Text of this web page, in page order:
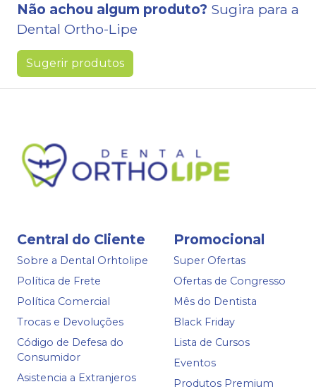
Não achou algum produto? Sugira para a
Dental Ortho-Lipe
Sugerir produtos
Central do Cliente
Sobre a Dental Orhtolipe
Política de Frete
Política Comercial
Trocas e Devoluções
Código de Defesa do
Consumidor
Asistencia a Extranjeros
Promocional
Super Ofertas
Ofertas de Congresso
Mês do Dentista
Black Friday
Lista de Cursos
Eventos
Produtos Premium